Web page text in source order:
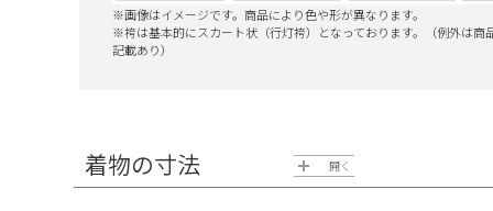
※画像はイメージです。商品により色や形が異なります。
※袴は基本的にスカート状（行灯袴）となっております。（例外は商
記載あり）
着物の寸法 開く